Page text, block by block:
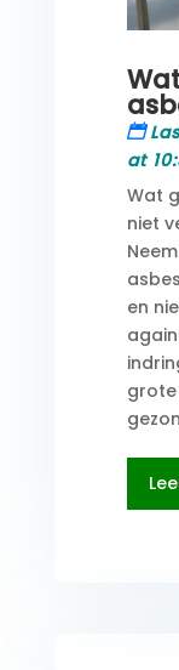
at
Wat
niet
en
grote